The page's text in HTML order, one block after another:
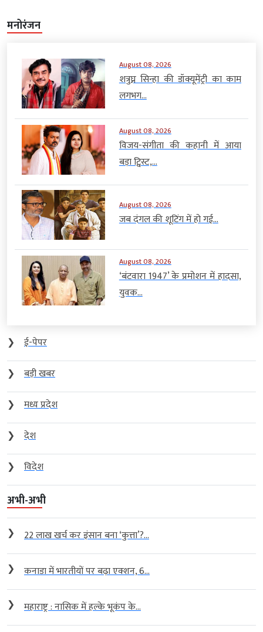
मनोरंजन
August 08, 2026
शत्रुघ्न सिन्हा की डॉक्यूमेंट्री का काम
लगभग...
August 08, 2026
विजय-संगीता की कहानी में आया
बड़ा ट्विस्ट,...
August 08, 2026
जब दंगल की शूटिंग में हो गई...
August 08, 2026
‘बंटवारा 1947’ के प्रमोशन में हादसा,
युवक...
❯
ई-पेपर
❯
बड़ी खबर
❯
मध्य प्रदेश
❯
देश
❯
विदेश
अभी-अभी
❯ 22 लाख खर्च कर इंसान बना ‘कुत्ता’?...
❯ कनाडा में भारतीयों पर बढ़ा एक्शन, 6...
❯ महाराष्ट्र : नासिक में हल्के भूकंप के...